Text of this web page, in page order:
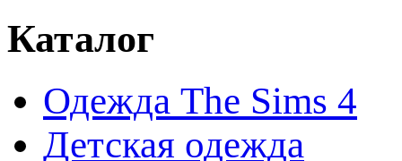
Каталог
Одежда The Sims 4
Детская одежда